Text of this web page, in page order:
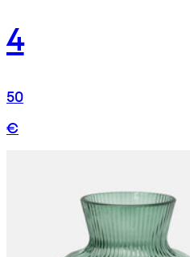
4
50
€